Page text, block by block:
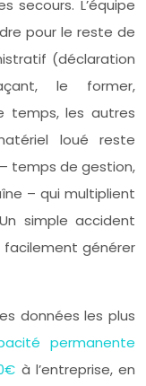
secours. L’équipe
pour le reste de
(déclaration
le former,
temps, les autres
loué reste
temps de gestion,
– qui multiplient
simple accident
facilement générer
données les plus
permanente
à l’entreprise, en